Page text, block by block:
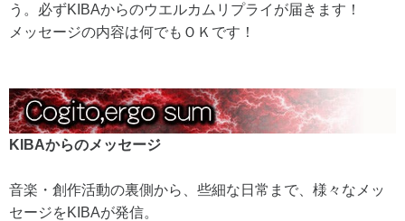
う。必ずKIBAからのウエルカムリプライが届きます！
メッセージの内容は何でもＯＫです！
KIBAからのメッセージ
音楽・創作活動の裏側から、些細な日常まで、様々なメッ
セージをKIBAが発信。